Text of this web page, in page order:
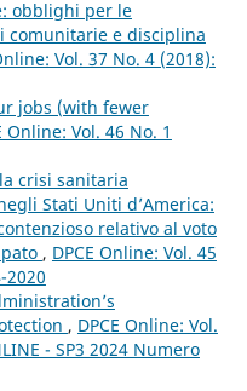
obblighi per le
e disciplina
Vol. 37 No. 4 (2018):
jobs (with fewer
Online: Vol. 46 No. 1
crisi sanitaria
Stati Uniti d’America:
relativo al voto
, DPCE Online: Vol. 45
2020
, DPCE Online: Vol.
- SP3 2024 Numero